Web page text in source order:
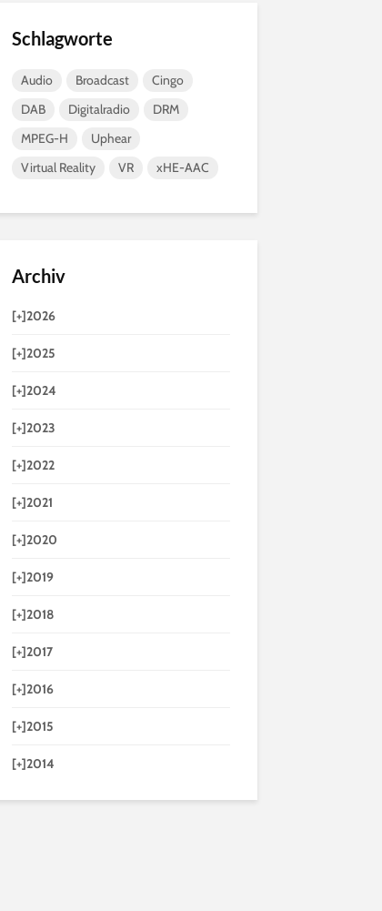
Schlagworte
Audio Broadcast
Cingo
DAB
Digitalradio
DRM
MPEG-H
Uphear
Virtual Reality
VR xHE-AAC
Archiv
[+]2026
[+]2025
[+]2024
[+]2023
[+]2022
[+]2021
[+]2020
[+]2019
[+]2018
[+]2017
[+]2016
[+]2015
[+]2014